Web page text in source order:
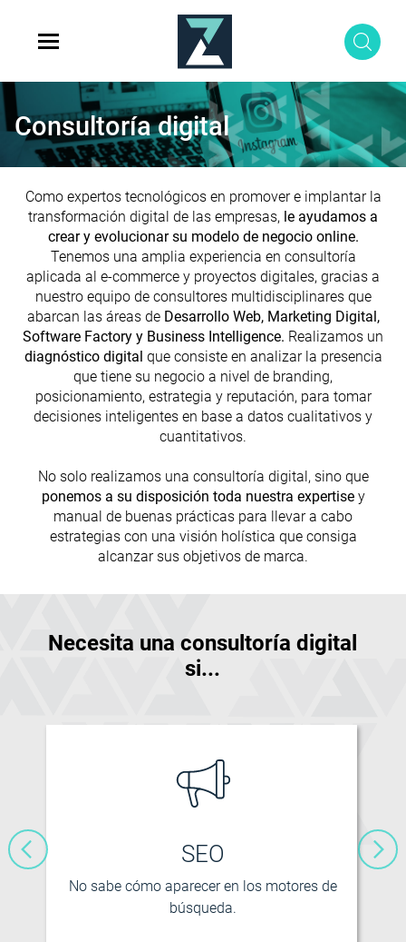
Consultoría digital
Como expertos tecnológicos en promover e implantar la
transformación digital de las empresas, le ayudamos a
crear y evolucionar su modelo de negocio online.
Tenemos una amplia experiencia en consultoría
aplicada al e-commerce y proyectos digitales, gracias a
nuestro equipo de consultores multidisciplinares que
abarcan las áreas de Desarrollo Web, Marketing Digital,
Software Factory y Business Intelligence. Realizamos un
diagnóstico digital que consiste en analizar la presencia
que tiene su negocio a nivel de branding,
posicionamiento, estrategia y reputación, para tomar
decisiones inteligentes en base a datos cualitativos y
cuantitativos.
No solo realizamos una consultoría digital, sino que
ponemos a su disposición toda nuestra expertisey
manual de buenas prácticas para llevar a cabo
estrategias con una visión holística que consiga
alcanzar sus objetivos de marca.
Necesita una consultoría digital
si...
SEO
No sabe cómo aparecer en los motores de
búsqueda.